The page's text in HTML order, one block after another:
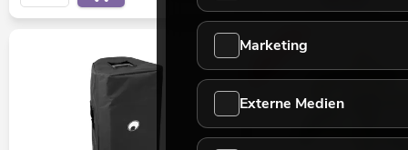
-16%
Marketing
Externe Medien